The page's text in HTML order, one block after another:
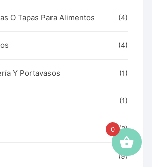
O Tapas Para Alimentos (4)
(4)
Y Portavasos (1)
(1)
(2)
(9)
0